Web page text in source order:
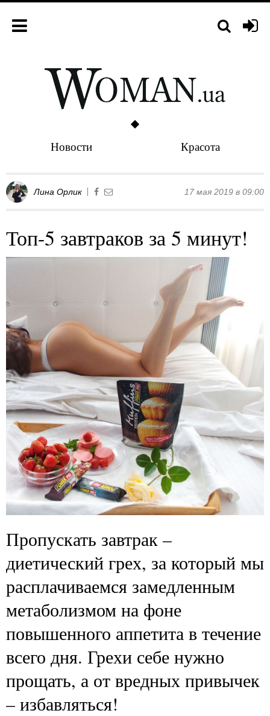
Новости Красота
Лина Орлик 17 мая 2019 в 09:00
Топ-5 завтраков за 5 минут!
Пропускать завтрак –
диетический грех, за который мы
расплачиваемся замедленным
метаболизмом на фоне
повышенного аппетита в течение
всего дня. Грехи себе нужно
прощать, а от вредных привычек
– избавляться!